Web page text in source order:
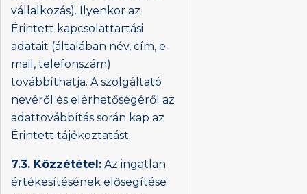
vállalkozás). Ilyenkor az
Érintett kapcsolattartási
adatait (általában név, cím, e-
mail, telefonszám)
továbbíthatja. A szolgáltató
nevéről és elérhetőségéről az
adattovábbítás során kap az
Érintett tájékoztatást.
7.3. Közzététel: Az ingatlan
értékesítésének elősegítése